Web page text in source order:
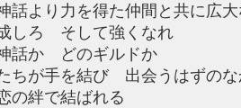
より力を得た仲間と共に広
しろ そして強くなれ
話か どのギルドか
ちが手を結び 出会うはずのな
絆で結ばれる